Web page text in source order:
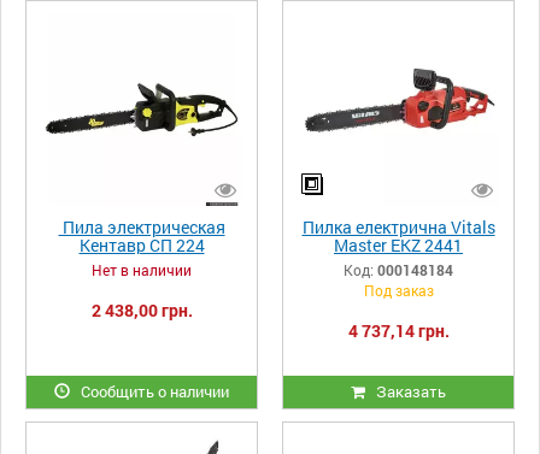
Пила электрическая
Кентавр СП 224
Нет в наличии
2 438,00 грн.
Сообщить о наличии
Пилка електрична Vitals
Master EKZ 2441
Код: 000148184
Под заказ
4 737,14 грн.
Заказать